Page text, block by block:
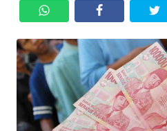
KHAS
OPINI
NUSANTARA